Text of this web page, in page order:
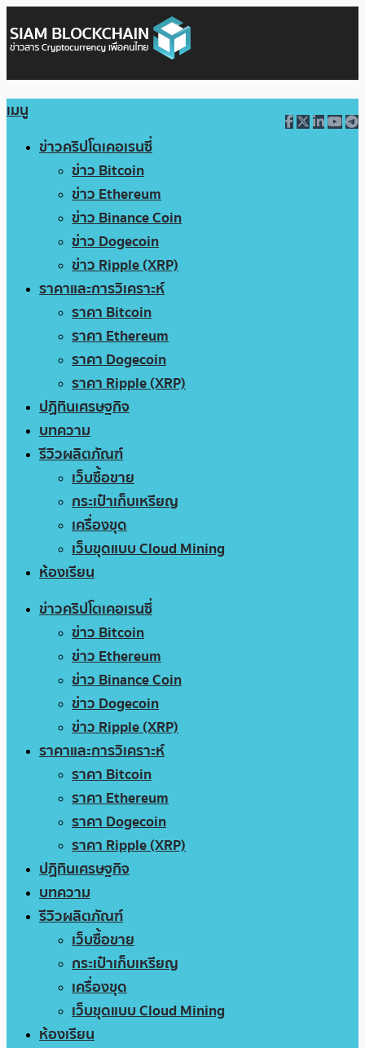
เมนู
ข่าวคริปโตเคอเรนซี่
ข่าว Bitcoin
ข่าว Ethereum
ข่าว Binance Coin
ข่าว Dogecoin
ข่าว Ripple (XRP)
ราคาและการวิเคราะห์
ราคา Bitcoin
ราคา Ethereum
ราคา Dogecoin
ราคา Ripple (XRP)
ปฏิทินเศรษฐกิจ
บทความ
รีวิวผลิตภัณฑ์
เว็บซื้อขาย
กระเป๋าเก็บเหรียญ
เครื่องขุด
เว็บขุดแบบ Cloud Mining
ห้องเรียน
ข่าวคริปโตเคอเรนซี่
ข่าว Bitcoin
ข่าว Ethereum
ข่าว Binance Coin
ข่าว Dogecoin
ข่าว Ripple (XRP)
ราคาและการวิเคราะห์
ราคา Bitcoin
ราคา Ethereum
ราคา Dogecoin
ราคา Ripple (XRP)
ปฏิทินเศรษฐกิจ
บทความ
รีวิวผลิตภัณฑ์
เว็บซื้อขาย
กระเป๋าเก็บเหรียญ
เครื่องขุด
เว็บขุดแบบ Cloud Mining
ห้องเรียน